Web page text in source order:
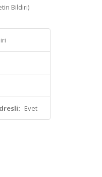
Bildiri)
Evet